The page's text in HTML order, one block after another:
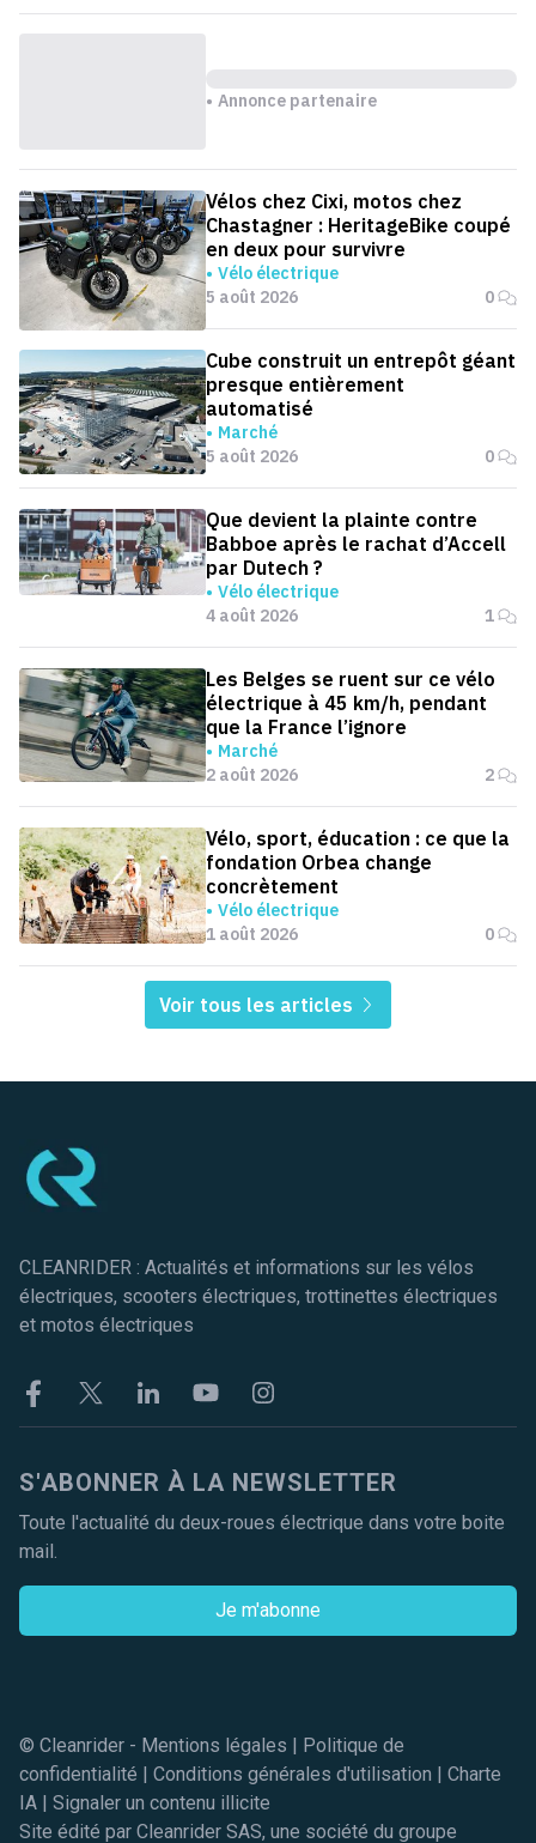
Annonce partenaire
Vélos chez Cixi, motos chez
Chastagner : HeritageBike coupé
en deux pour survivre
Vélo électrique
5 août 2026
0
Cube construit un entrepôt géant
presque entièrement
automatisé
Marché
5 août 2026
0
Que devient la plainte contre
Babboe après le rachat d’Accell
par Dutech ?
Vélo électrique
4 août 2026
1
Les Belges se ruent sur ce vélo
électrique à 45 km/h, pendant
que la France l’ignore
Marché
2 août 2026
2
Vélo, sport, éducation : ce que la
fondation Orbea change
concrètement
Vélo électrique
1 août 2026
0
Voir tous les articles
CLEANRIDER : Actualités et informations sur les vélos
électriques, scooters électriques, trottinettes électriques
et motos électriques
FacebookTwitter LinkekinYoutubeInstagram
S'ABONNER À LA NEWSLETTER
Toute l'actualité du deux-roues électrique dans votre boite
mail.
Je m'abonne
© Cleanrider - Mentions légales | Politique de
confidentialité | Conditions générales d'utilisation | Charte
IA | Signaler un contenu illicite
Site édité par Cleanrider SAS, une société du groupe